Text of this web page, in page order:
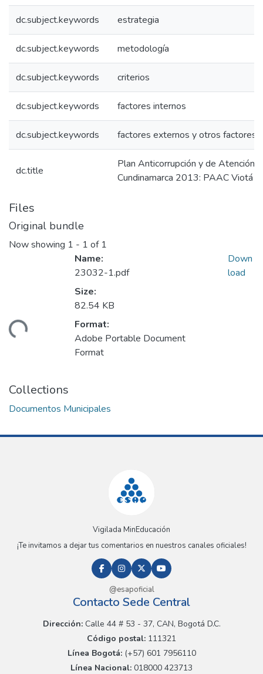
dc.subject.keywords estrategia
dc.subject.keywords metodología
dc.subject.keywords criterios
dc.subject.keywords factores internos
dc.subject.keywords factores externos y otros factores
dc.title
Plan Anticorrupción y de Atención
Cundinamarca 2013: PAAC Viotá
Files
Original bundle
Now showing 1 - 1 of 1
Name:
23032-1.pdf
Size:
82.54 KB
Format:
Adobe Portable Document
Format
Down
load
Collections
Documentos Municipales
Vigilada MinEducación
¡Te invitamos a dejar tus comentarios en nuestros canales oficiales!
@esapoficial
Contacto Sede Central
Dirección:Calle 44 # 53 - 37, CAN, Bogotá D.C.
Código postal: 111321
Línea Bogotá:(+57) 601 7956110
Línea Nacional: 018000 423713